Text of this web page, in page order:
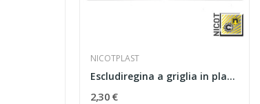
NICOTPLAST
Escludiregina a griglia in plastica
2,30 €